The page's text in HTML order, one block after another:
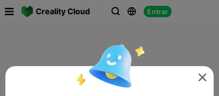
Creality Cloud   Entrar
